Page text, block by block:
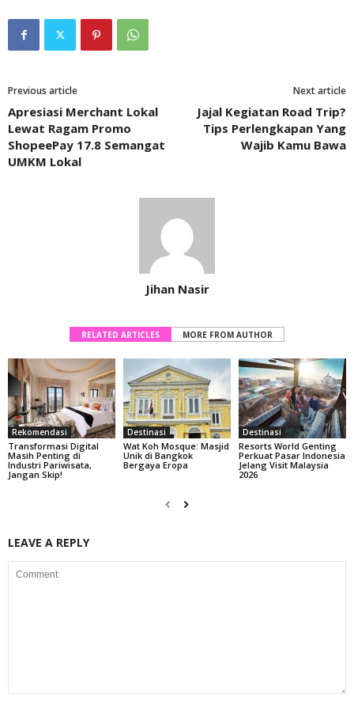
Previous article
Apresiasi Merchant Lokal
Lewat Ragam Promo
ShopeePay 17.8 Semangat
UMKM Lokal
Next article
Jajal Kegiatan Road Trip?
Tips Perlengkapan Yang
Wajib Kamu Bawa
Jihan Nasir
RELATED ARTICLES MORE FROM AUTHOR
Rekomendasi
Transformasi Digital
Masih Penting di
Industri Pariwisata,
Jangan Skip!
Destinasi
Wat Koh Mosque: Masjid
Unik di Bangkok
Bergaya Eropa
Destinasi
Resorts World Genting
Perkuat Pasar Indonesia
Jelang Visit Malaysia
2026
LEAVE A REPLY